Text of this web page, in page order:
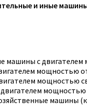
и иные
машины с
мощностью
мощностью
машины